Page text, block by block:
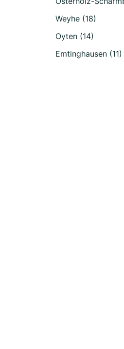
Weyhe (18)
Oyten (14)
Emtinghausen (11)